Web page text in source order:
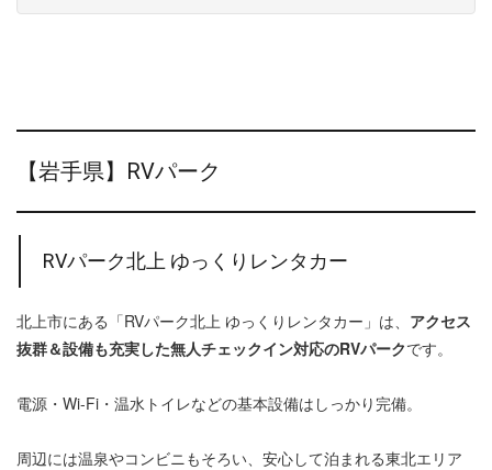
【岩手県】RVパーク
RVパーク北上 ゆっくりレンタカー
北上市にある「RVパーク北上 ゆっくりレンタカー」は、 アクセス
抜群＆設備も充実した無人チェックイン対応のRVパークです。
電源・Wi-Fi・温水トイレなどの基本設備はしっかり完備。
周辺には温泉やコンビニもそろい、安心して泊まれる東北エリア